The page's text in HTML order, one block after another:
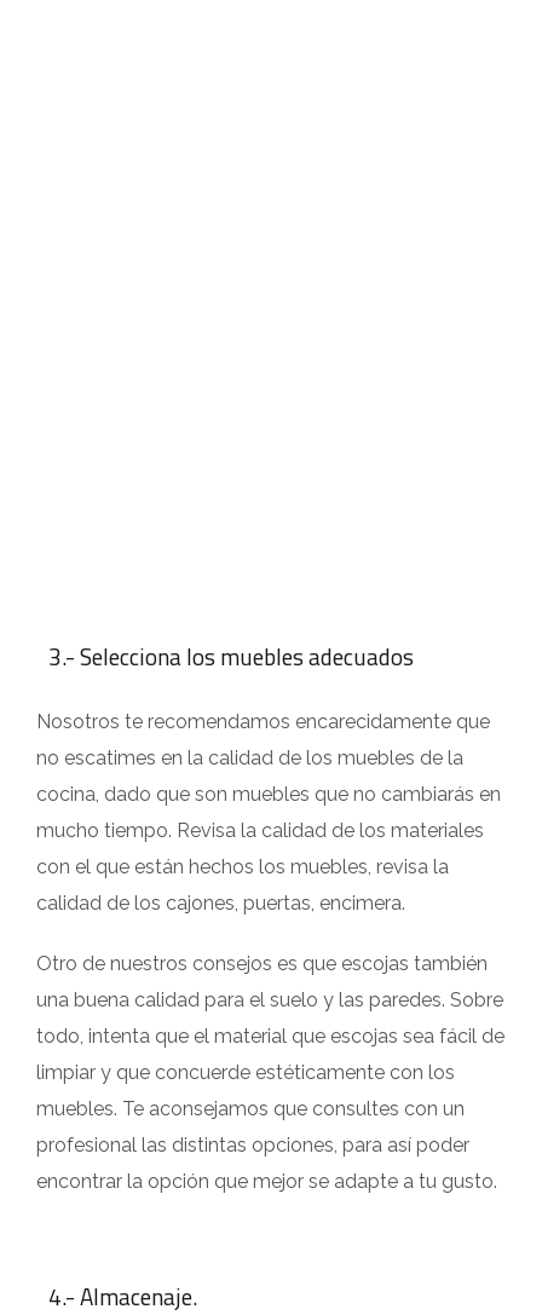
3.- Selecciona los muebles adecuados
Nosotros te recomendamos encarecidamente que
no escatimes en la calidad de los muebles de la
cocina, dado que son muebles que no cambiarás en
mucho tiempo. Revisa la calidad de los materiales
con el que están hechos los muebles, revisa la
calidad de los cajones, puertas, encimera.
Otro de nuestros consejos es que escojas también
una buena calidad para el suelo y las paredes. Sobre
todo, intenta que el material que escojas sea fácil de
limpiar y que concuerde estéticamente con los
muebles. Te aconsejamos que consultes con un
profesional las distintas opciones, para así poder
encontrar la opción que mejor se adapte a tu gusto.
4.- Almacenaje.